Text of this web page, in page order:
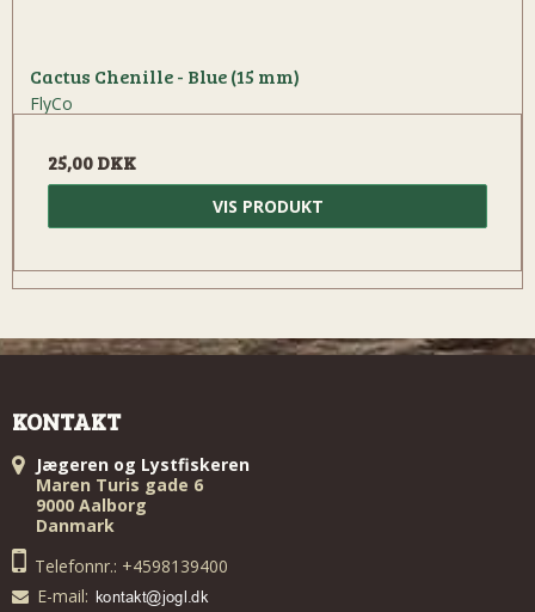
Cactus Chenille - Blue (15 mm)
FlyCo
25,00 DKK
VIS PRODUKT
KONTAKT
Jægeren og Lystfiskeren
Maren Turis gade 6
9000 Aalborg
Danmark
Telefonnr.: +4598139400
E-mail: